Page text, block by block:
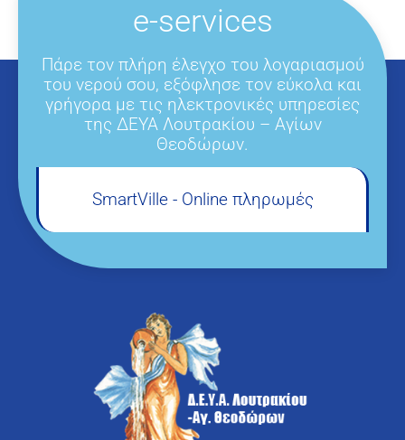
e-services
Πάρε τον πλήρη έλεγχο του λογαριασμού
του νερού σου, εξόφλησε τον εύκολα και
γρήγορα με τις ηλεκτρονικές υπηρεσίες
της ΔΕΥΑ Λουτρακίου – Αγίων
Θεοδώρων.
SmartVille - Online πληρωμές